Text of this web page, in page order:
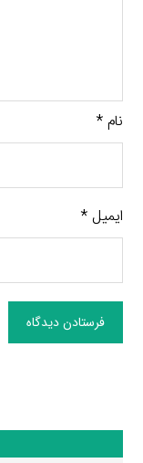
نام*
ایمیل*
فرستادن دیدگاه